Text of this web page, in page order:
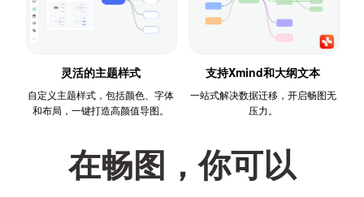
灵活的主题样式
自定义主题样式，包括颜色、字体
和布局，一键打造高颜值导图。
支持Xmind和大纲文本
一站式解决数据迁移，开启畅图无
压力。
在畅图，你可以